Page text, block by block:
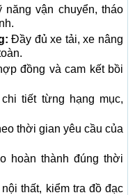
năng vận chuyển, tháo
Đầy đủ xe tải, xe nâng
đồng và cam kết bồi
tiết từng hạng mục,
thời gian yêu cầu của
hoàn thành đúng thời
nội thất, kiểm tra đồ đạc